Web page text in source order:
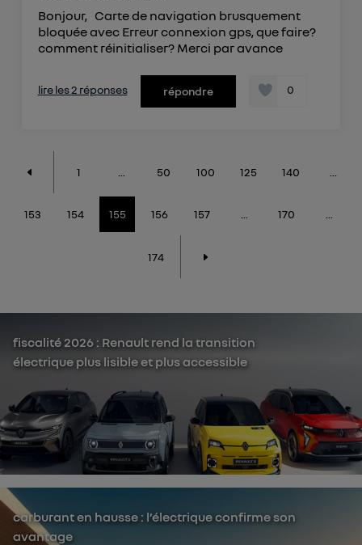
Bonjour, Carte de navigation brusquement
bloquée avec Erreur connexion gps, que faire?
comment réinitialiser? Merci par avance
lire les 2 réponses répondre 0
1 50 100 125 140
153 154 155 156 157 170
174
fiscalité 2026 : Renault rend la transition
électrique plus lisible et plus accessible
carburant en hausse : l’électrique confirme son
avantage